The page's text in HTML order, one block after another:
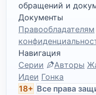
обращений и
Документы
Правообладателям
Навигация
Серии
Авторы
Идеи Гонка
18+ Все права